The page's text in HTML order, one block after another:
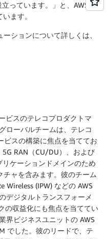
っています。」と、AWS
ます。
ションについて詳しくは、
ビスのテレコプロダクトマ
ローバルチームは、テレコ
ビスの構築に焦点を当ててお
5G RAN（CU/DU）、および
ケーションドメインのため
チャを含みます。彼のチーム
Wireless (IPW) などの AWS
デジタルトランスフォーメ
の収益化にも焦点を当ててい
界ビジネスユニットの AWS
でした。彼のリードで、テ